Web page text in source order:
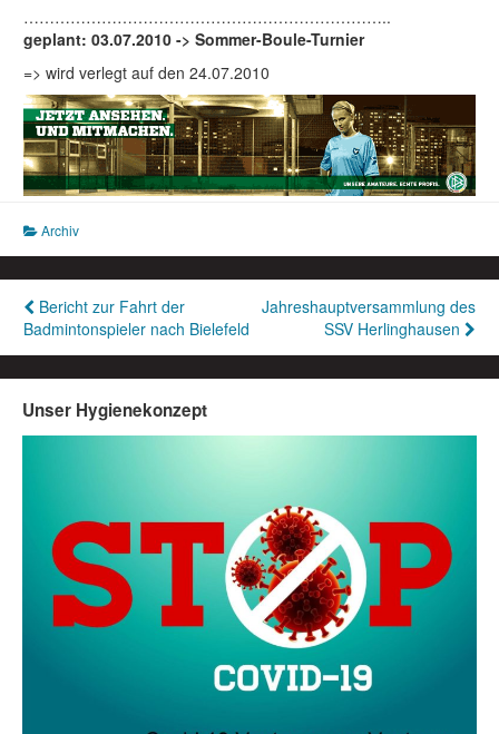
……………………………………………………………..
geplant: 03.07.2010 -> Sommer-Boule-Turnier
=> wird verlegt auf den 24.07.2010
Archiv
Beitragsnavigation
Bericht zur Fahrt der
Badmintonspieler nach Bielefeld
Jahreshauptversammlung des
SSV Herlinghausen
Unser Hygienekonzept